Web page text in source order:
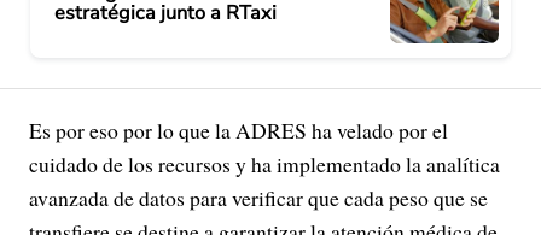
estratégica junto a RTaxi
Es por eso por lo que la ADRES ha velado por el
cuidado de los recursos y ha implementado la analítica
avanzada de datos para verificar que cada peso que se